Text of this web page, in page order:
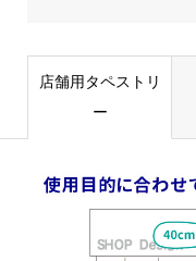
店舗用タペストリ
ー